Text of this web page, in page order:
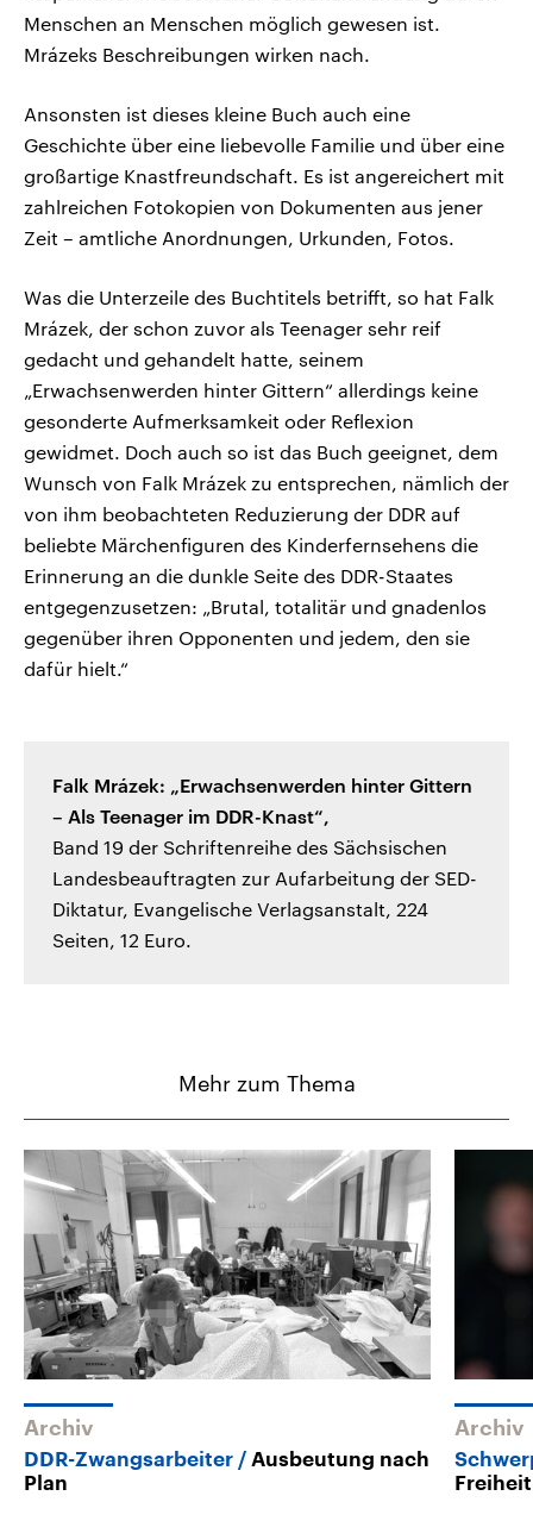
Menschen an Menschen möglich gewesen ist.
Mrázeks Beschreibungen wirken nach.
Ansonsten ist dieses kleine Buch auch eine
Geschichte über eine liebevolle Familie und über eine
großartige Knastfreundschaft. Es ist angereichert mit
zahlreichen Fotokopien von Dokumenten aus jener
Zeit – amtliche Anordnungen, Urkunden, Fotos.
Was die Unterzeile des Buchtitels betrifft, so hat Falk
Mrázek, der schon zuvor als Teenager sehr reif
gedacht und gehandelt hatte, seinem
„Erwachsenwerden hinter Gittern“ allerdings keine
gesonderte Aufmerksamkeit oder Reflexion
gewidmet. Doch auch so ist das Buch geeignet, dem
Wunsch von Falk Mrázek zu entsprechen, nämlich der
von ihm beobachteten Reduzierung der DDR auf
beliebte Märchenfiguren des Kinderfernsehens die
Erinnerung an die dunkle Seite des DDR-Staates
entgegenzusetzen: „Brutal, totalitär und gnadenlos
gegenüber ihren Opponenten und jedem, den sie
dafür hielt.“
Falk Mrázek: „Erwachsenwerden hinter Gittern
– Als Teenager im DDR-Knast“,
Band 19 der Schriftenreihe des Sächsischen
Landesbeauftragten zur Aufarbeitung der SED-
Diktatur, Evangelische Verlagsanstalt, 224
Seiten, 12 Euro.
Mehr zum Thema
Archiv
DDR-Zwangsarbeiter
Ausbeutung nach
Plan
Archiv
Freiheit